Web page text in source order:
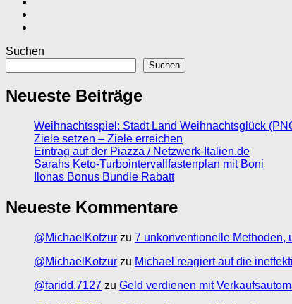
Suchen
Suchen
Neueste Beiträge
Weihnachtsspiel: Stadt Land Weihnachtsglück
Ziele setzen – Ziele erreichen
Eintrag auf der Piazza / Netzwerk-Italien.de
Sarahs Keto-Turbointervallfastenplan mit Boni
Ilonas Bonus Bundle Rabatt
Neueste Kommentare
@MichaelKotzur zu 7 unkonventionelle Methoden,
@MichaelKotzur zu Michael reagiert auf die
@faridd.7127 zu Geld verdienen mit